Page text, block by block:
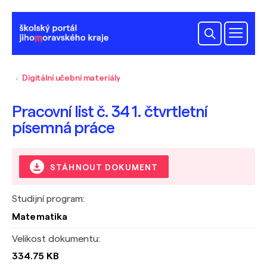
Digitální učební materiály
Pracovní list č. 34 1. čtvrtletní
písemná práce
STÁHNOUT DOKUMENT
Studijní program:
Matematika
Velikost dokumentu:
334.75 KB